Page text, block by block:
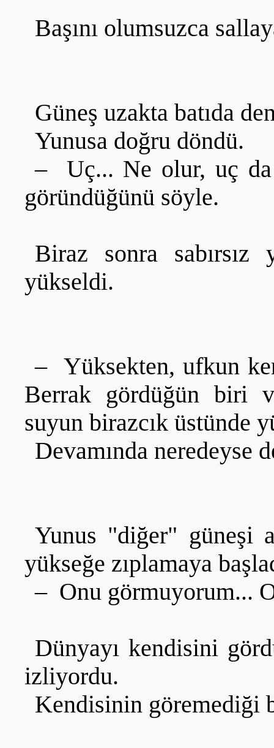
Başını olumsuzca
Güneş uzakta batıda
Yunusa doğru döndü.
– Uç... Ne olur, uç da
göründüğünü söyle.
Biraz sonra
yükseldi.
– Yüksekten, ufkun
Berrak gördüğün biri
suyun birazcık üstünde
Devamında neredeyse
Yunus "diğer" güneşi
yükseğe zıplamaya
– Onu görmuyorum...
Dünyayı kendisini
izliyordu.
Kendisinin göremediği